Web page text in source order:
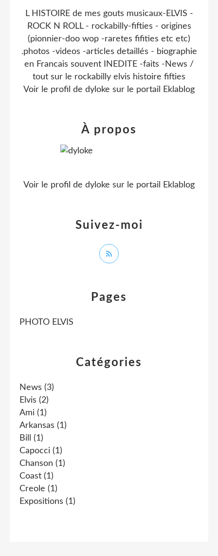
Catégories
News (3)
Elvis (2)
Ami (1)
Arkansas (1)
Bill
(1)
Capocci (1)
Chanson (1)
Coast (1)
Creole (1)
Expositions (1)
Pages
PHOTO ELVIS
L HISTOIRE de mes gouts musicaux-ELVIS -
ROCK N ROLL - rockabilly-fifties - origines
(pionnier-doo wop -raretes fifities etc etc)
.photos -videos -articles detaillés - biographie
en Francais souvent INEDITE -faits -News /
tout sur le rockabilly elvis histoire fifties
Voir le profil de dyloke sur le portail Eklablog
Suivez-moi
À propos
Voir le profil de dyloke sur le portail Eklablog